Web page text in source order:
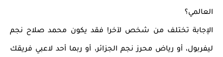
العالمي؟
الإجابة تختلف من شخص لآخر! فقد يكون محمد صلاح نجم
ليفربول، أو رياض محرزنجم الجزائر، أو ربما أحد لاعبي فريقك